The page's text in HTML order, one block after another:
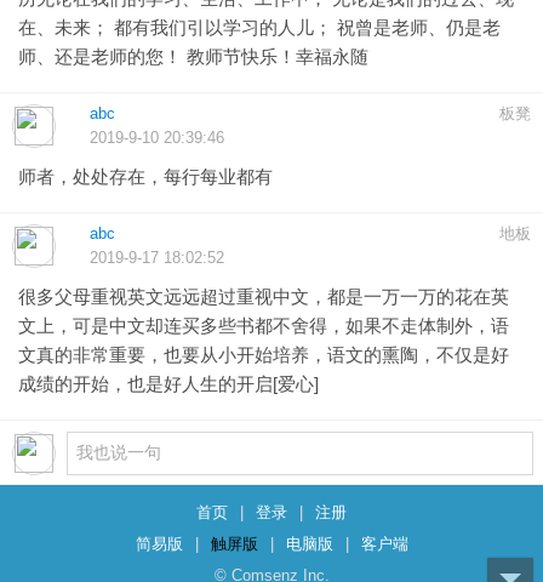
在、未来； 都有我们引以学习的人儿； 祝曾是老师、仍是老
师、还是老师的您！ 教师节快乐！幸福永随
板凳
abc
2019-9-10 20:39:46
师者，处处存在，每行每业都有
地板
abc
2019-9-17 18:02:52
很多父母重视英文远远超过重视中文，都是一万一万的花在英
文上，可是中文却连买多些书都不舍得，如果不走体制外，语
文真的非常重要，也要从小开始培养，语文的熏陶，不仅是好
成绩的开始，也是好人生的开启[爱心]
首页 登录
注册
简易版
触屏版 电脑版
客户端
© Comsenz Inc.